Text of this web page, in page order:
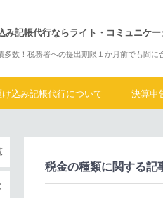
み記帳代行ならライト・コミュニケ
数！税務署への提出期限１か月前でも間に
込み記帳代行について 決算申
税金の種類に関する記